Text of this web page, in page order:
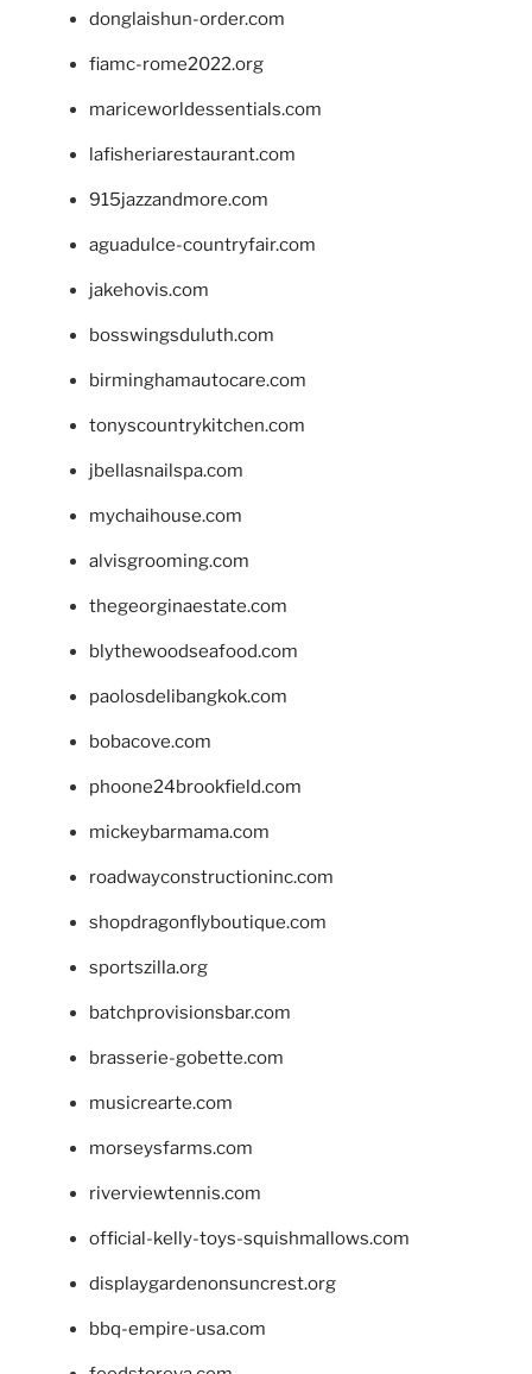
donglaishun-order.com
fiamc-rome2022.org
mariceworldessentials.com
lafisheriarestaurant.com
915jazzandmore.com
aguadulce-countryfair.com
jakehovis.com
bosswingsduluth.com
birminghamautocare.com
tonyscountrykitchen.com
jbellasnailspa.com
mychaihouse.com
alvisgrooming.com
thegeorginaestate.com
blythewoodseafood.com
paolosdelibangkok.com
bobacove.com
phoone24brookfield.com
mickeybarmama.com
roadwayconstructioninc.com
shopdragonflyboutique.com
sportszilla.org
batchprovisionsbar.com
brasserie-gobette.com
musicrearte.com
morseysfarms.com
riverviewtennis.com
official-kelly-toys-squishmallows.com
displaygardenonsuncrest.org
bbq-empire-usa.com